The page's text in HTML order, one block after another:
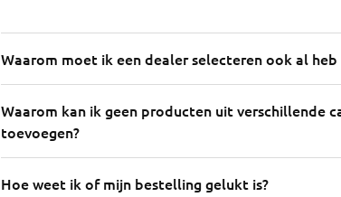
Waarom moet ik een dealer selecteren ook al
Waarom kan ik geen producten uit verschillende
toevoegen?
Hoe weet ik of mijn bestelling gelukt is?